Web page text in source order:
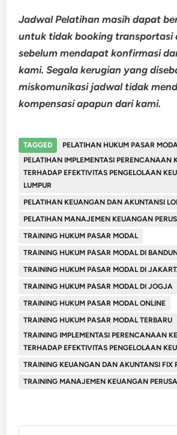
Jadwal Pelatihan masih dapat
untuk tidak booking transportasi
sebelum mendapat konfirmasi
kami. Segala kerugian yang
miskomunikasi jadwal tidak
kompensasi apapun dari kami.
TAGGED
PELATIHAN HUKUM PASAR
PELATIHAN IMPLEMENTASI PERENCANAAN
TERHADAP EFEKTIVITAS PENGELOLAAN
LUMPUR
PELATIHAN KEUANGAN DAN AKUNTANSI
PELATIHAN MANAJEMEN KEUANGAN
TRAINING HUKUM PASAR MODAL
TRAINING HUKUM PASAR MODAL DI
TRAINING HUKUM PASAR MODAL DI
TRAINING HUKUM PASAR MODAL DI JOGJA
TRAINING HUKUM PASAR MODAL ONLINE
TRAINING HUKUM PASAR MODAL TERBARU
TRAINING IMPLEMENTASI PERENCANAAN
TERHADAP EFEKTIVITAS PENGELOLAAN
TRAINING KEUANGAN DAN AKUNTANSI FIX
TRAINING MANAJEMEN KEUANGAN